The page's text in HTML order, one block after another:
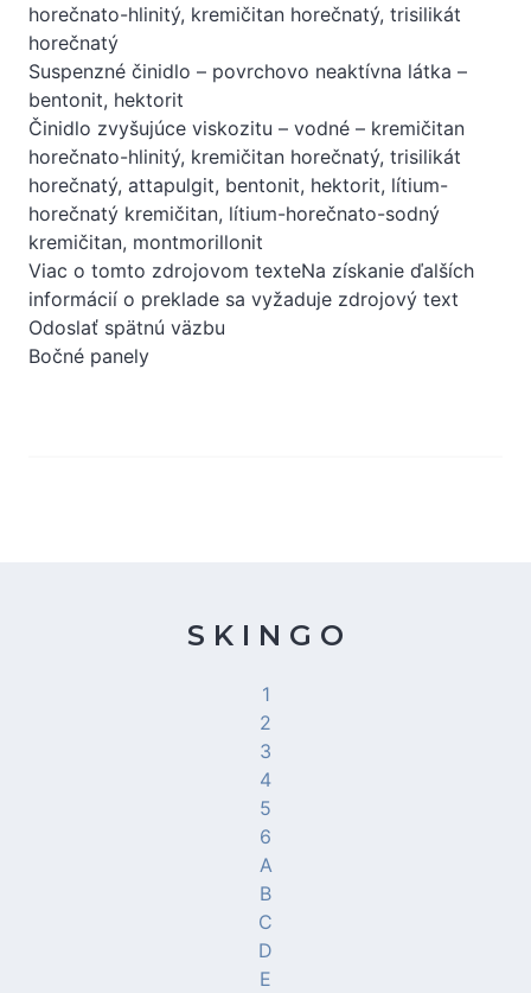
horečnato-hlinitý, kremičitan horečnatý, trisilikát
horečnatý
Suspenzné činidlo – povrchovo neaktívna látka –
bentonit, hektorit
Činidlo zvyšujúce viskozitu – vodné – kremičitan
horečnato-hlinitý, kremičitan horečnatý, trisilikát
horečnatý, attapulgit, bentonit, hektorit, lítium-
horečnatý kremičitan, lítium-horečnato-sodný
kremičitan, montmorillonit
Viac o tomto zdrojovom texteNa získanie ďalších
informácií o preklade sa vyžaduje zdrojový text
Odoslať spätnú väzbu
Bočné panely
S K I N G O
1
2
3
4
5
6
A
B
C
D
E